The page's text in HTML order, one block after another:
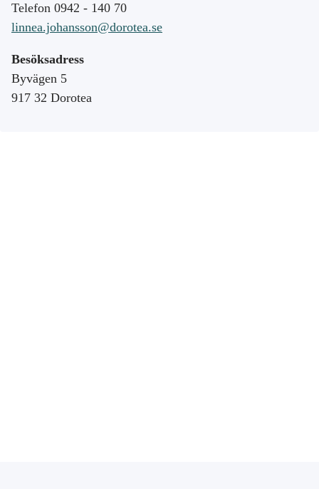
Telefon 0942 - 140 70
linnea.johansson@dorotea.se
Besöksadress
Byvägen 5
917 32 Dorotea